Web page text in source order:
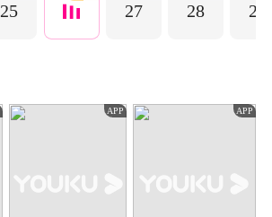
25 27 28 29
APP APP